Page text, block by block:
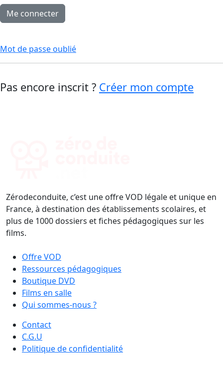
Mot de passe oublié
Pas encore inscrit ? Créer mon compte
Zérodeconduite, c’est une offre VOD légale et unique en
France, à destination des établissements scolaires, et
plus de 1000 dossiers et fiches pédagogiques sur les
films.
Offre VOD
Ressources pédagogiques
Boutique DVD
Films en salle
Qui sommes-nous ?
Contact
C.G.U
Politique de confidentialité